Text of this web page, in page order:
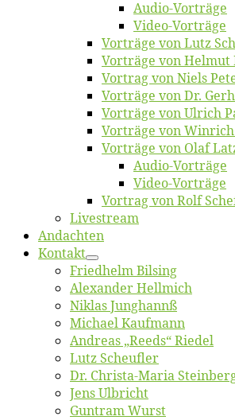
Au­dio-Vor­trä­ge
Vi­deo-Vor­trä­ge
Vor­trä­ge von Lutz
Vor­trä­ge von Hel­mut
Vor­trag von Niels
Vor­trä­ge von Dr.
Vor­trä­ge von Ul­rich
Vor­trä­ge von
Vor­trä­ge von Olaf
Au­dio-Vor­trä­ge
Vi­deo-Vor­trä­ge
Vor­trag von Rolf
Live­stream
An­dach­ten
Kon­takt
Fried­helm Bilsing
Alex­an­der Hellmich
Ni­klas Junghannß
Mi­cha­el Kaufmann
An­dre­as „Reeds“ Riedel
Lutz Scheuf­ler
Dr. Chris­­ta-Ma­ria
Jens Ulb­richt
Gun­tram Wurst